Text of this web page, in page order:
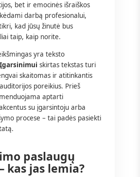
bet ir emocinės išraiškos
darbą profesionalui,
kad jūsų žinutė bus
taip, kaip norite.
yra teksto
Įgarsinimui skirtas tekstas turi
skaitomas ir atitinkantis
poreikius. Prieš
aptarti
su įgarsintoju arba
procese – tai padės pasiekti
paslaugų
kas jas lemia?